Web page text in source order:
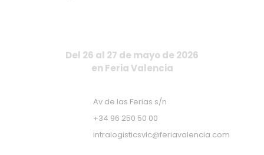
Del 26 al 27 de mayo de 2026
en Feria Valencia
Av de las Ferias s/n
+34 96 250 50 00
intralogisticsvlc@feriavalencia.com